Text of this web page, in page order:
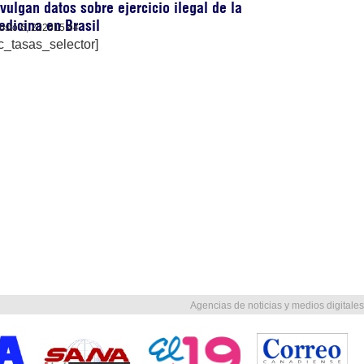
datos sobre ejercicio ilegal de la
en Brasil
6, 202615:44
Agencias de noticias y medios digitales